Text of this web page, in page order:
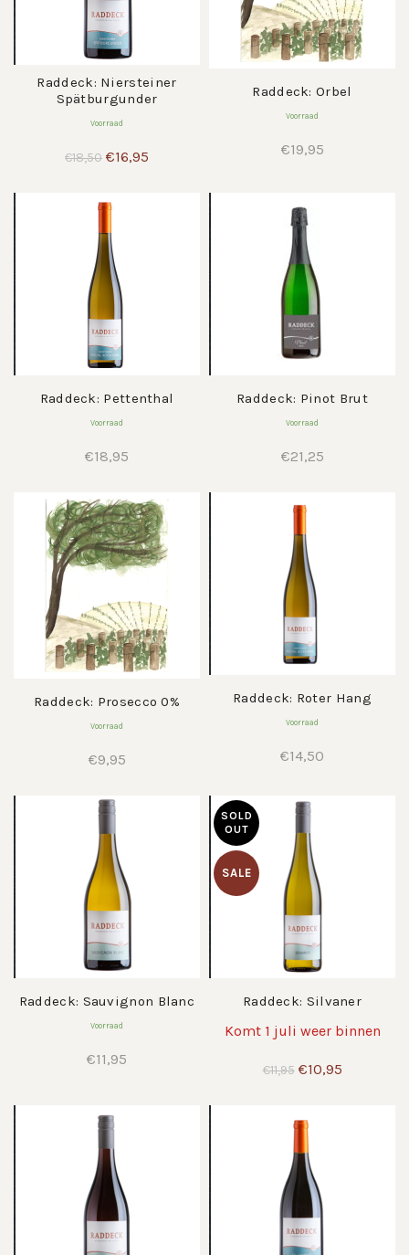
Raddeck: Niersteiner
Spätburgunder
Voorraad
€18,50 Oorspronkelijke
€18,50.
€16,95
Raddeck: Orbel
Voorraad
€19,95
Raddeck: Pettenthal
Voorraad
€18,95
Raddeck: Pinot Brut
Voorraad
€21,25
Raddeck: Prosecco 0%
Voorraad
€9,95
Raddeck: Roter Hang
Voorraad
€14,50
Raddeck: Sauvignon Blanc
Voorraad
€11,95
SALE
SOLD
OUT
Raddeck: Silvaner
Komt 1 juli weer binnen
€11,95 Oorspronkelijke
€11,95.
€10,95Huidige